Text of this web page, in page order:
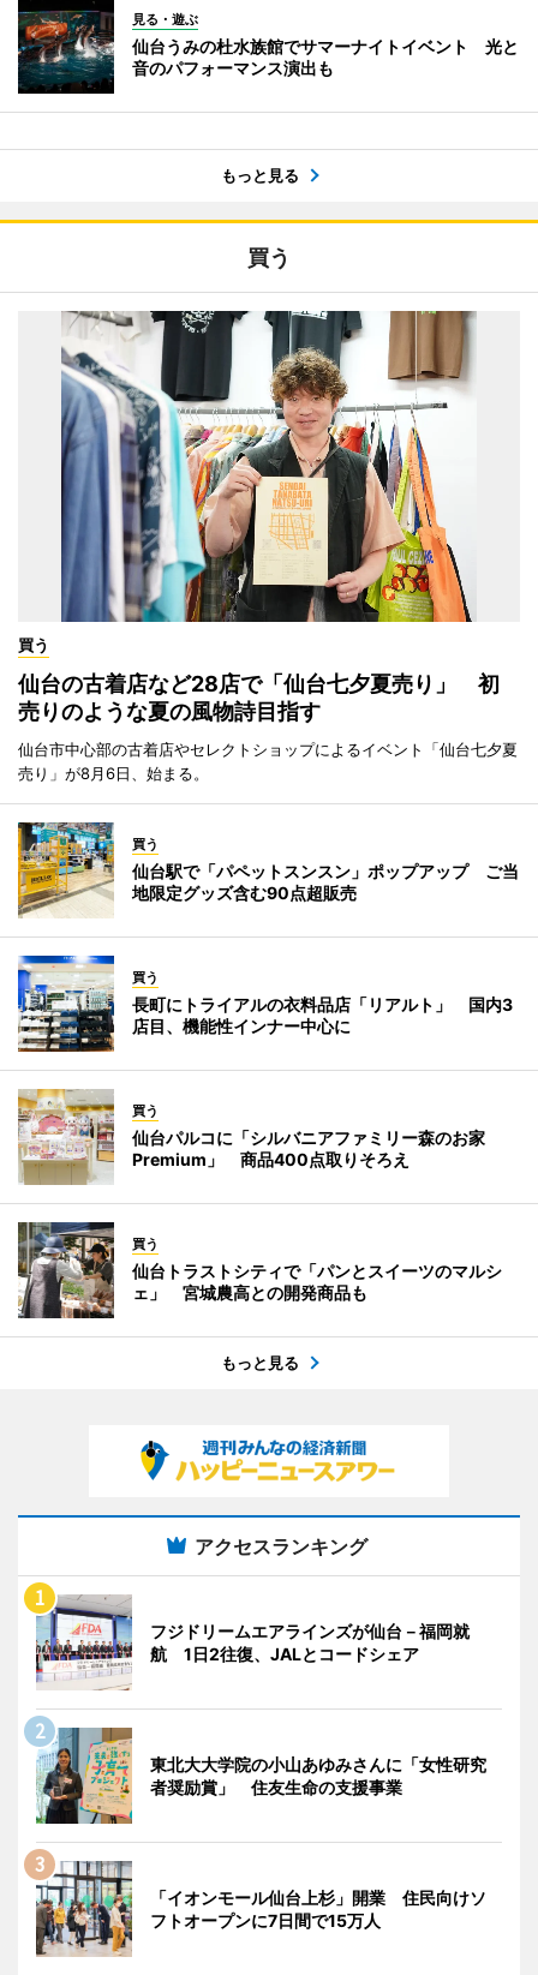
見る・遊ぶ
仙台うみの杜水族館でサマーナイトイベント 光と
音のパフォーマンス演出も
もっと見る
買う
買う
仙台の古着店など28店で「仙台七夕夏売り」 初
売りのような夏の風物詩目指す
仙台市中心部の古着店やセレクトショップによるイベント「仙台七夕夏
売り」が8月6日、始まる。
買う
仙台駅で「パペットスンスン」ポップアップ ご当
地限定グッズ含む90点超販売
買う
長町にトライアルの衣料品店「リアルト」 国内3
店目、機能性インナー中心に
買う
仙台パルコに「シルバニアファミリー森のお家
Premium」 商品400点取りそろえ
買う
仙台トラストシティで「パンとスイーツのマルシ
ェ」 宮城農高との開発商品も
もっと見る
アクセスランキング
フジドリームエアラインズが仙台－福岡就
航 1日2往復、JALとコードシェア
東北大大学院の小山あゆみさんに「女性研究
者奨励賞」 住友生命の支援事業
「イオンモール仙台上杉」開業 住民向けソ
フトオープンに7日間で15万人